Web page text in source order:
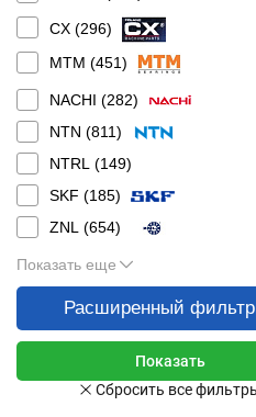
CX (296)
MTM (451)
NACHI (282)
NTN (811)
NTRL (149)
SKF (185)
ZNL (654)
Показать еще
Расширенный фильтр